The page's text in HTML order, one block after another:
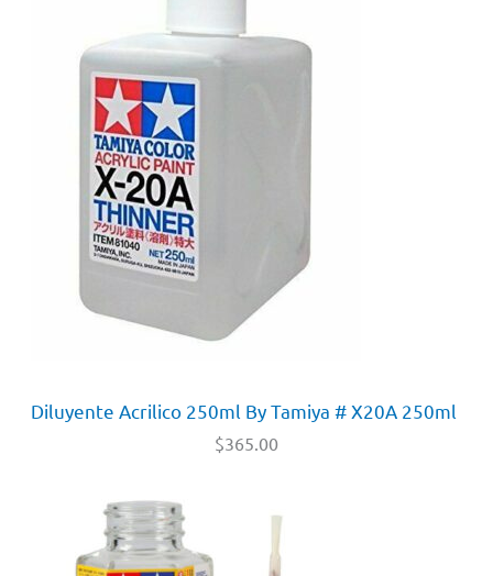
Diluyente Acrilico 250ml By Tamiya # X20A 250ml
$365.00